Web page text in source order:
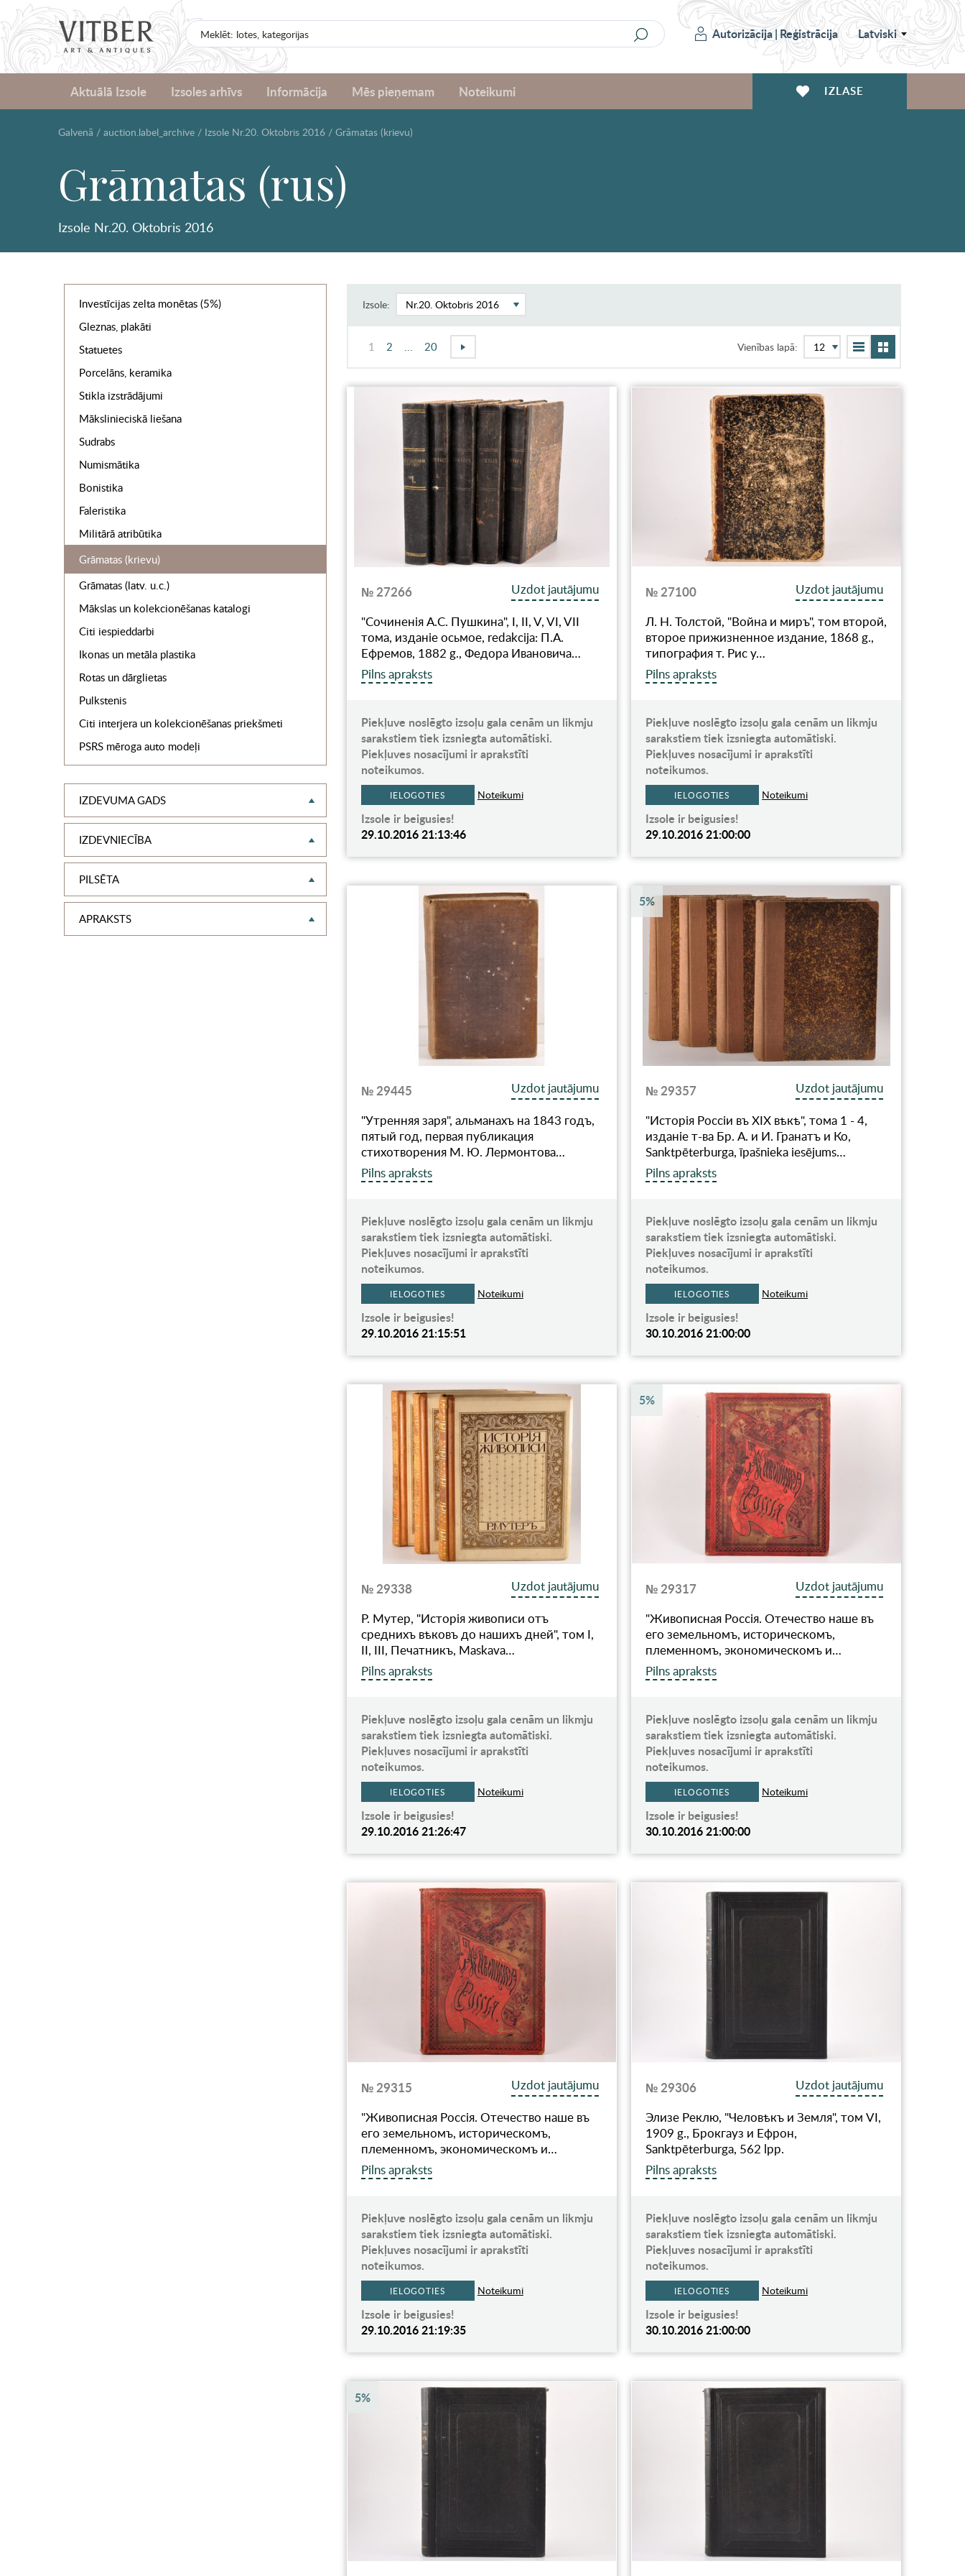
Autorizācija|Reģistrācija Latviski
Aktuālā Izsole Izsoles arhīvs Informācija Mēs pieņemam Noteikumi IZLASE
Galvenā / auction.label_archive / Izsole Nr.20. Oktobris 2016 / Grāmatas (krievu)
Grāmatas (rus)
Izsole Nr.20. Oktobris 2016
Investīcijas zelta monētas (5%)
Gleznas, plakāti
Statuetes
Porcelāns, keramika
Stikla izstrādājumi
Mākslinieciskā liešana
Sudrabs
Numismātika
Bonistika
Faleristika
Militārā atribūtika
Grāmatas (krievu)
Grāmatas (latv. u.c.)
Mākslas un kolekcionēšanas katalogi
Citi iespieddarbi
Ikonas un metāla plastika
Rotas un dārglietas
Pulkstenis
Citi interjera un kolekcionēšanas priekšmeti
PSRS mēroga auto modeļi
IZDEVUMA GADS
IZDEVNIECĪBA
PILSĒTA
APRAKSTS
Izsole:
1 2 20 Vienības lapā:
№ 27266
Uzdot jautājumu
"Сочиненiя А.С. Пушкина", I, II, V, VI, VII
тома, изданiе осьмое, redakcija: П.А.
Ефремов, 1882 g., Федора Ивановича…
Pilns apraksts
Piekļuve noslēgto izsoļu gala cenām un likmju
sarakstiem tiek izsniegta automātiski.
Piekļuves nosacījumi ir aprakstīti
noteikumos.
IELOGOTIES Noteikumi
Izsole ir beigusies!
29.10.2016 21:13:46
№ 27100
Uzdot jautājumu
Л. Н. Толстой, "Война и миръ", том второй,
второе прижизненное издание, 1868 g.,
типография т. Рис у…
Pilns apraksts
Piekļuve noslēgto izsoļu gala cenām un likmju
sarakstiem tiek izsniegta automātiski.
Piekļuves nosacījumi ir aprakstīti
noteikumos.
IELOGOTIES Noteikumi
Izsole ir beigusies!
29.10.2016 21:00:00
№ 29445
Uzdot jautājumu
"Утренняя заря", альманахъ на 1843 годъ,
пятый год, первая публикация
стихотворения М. Ю. Лермонтова…
Pilns apraksts
Piekļuve noslēgto izsoļu gala cenām un likmju
sarakstiem tiek izsniegta automātiski.
Piekļuves nosacījumi ir aprakstīti
noteikumos.
IELOGOTIES Noteikumi
Izsole ir beigusies!
29.10.2016 21:15:51
5%
№ 29357
Uzdot jautājumu
"Исторiя Россiи въ XIX вѣкѣ", тома 1 - 4,
изданiе т-ва Бр. А. и И. Гранатъ и Ко,
Sanktpēterburga, īpašnieka iesējums…
Pilns apraksts
Piekļuve noslēgto izsoļu gala cenām un likmju
sarakstiem tiek izsniegta automātiski.
Piekļuves nosacījumi ir aprakstīti
noteikumos.
IELOGOTIES Noteikumi
Izsole ir beigusies!
30.10.2016 21:00:00
№ 29338
Uzdot jautājumu
Р. Мутер, "Исторiя живописи отъ
среднихъ вѣковъ до нашихъ дней", том I,
II, III, Печатникъ, Maskava…
Pilns apraksts
Piekļuve noslēgto izsoļu gala cenām un likmju
sarakstiem tiek izsniegta automātiski.
Piekļuves nosacījumi ir aprakstīti
noteikumos.
IELOGOTIES Noteikumi
Izsole ir beigusies!
29.10.2016 21:26:47
5%
№ 29317
Uzdot jautājumu
"Живописная Россiя. Отечество наше въ
его земельномъ, историческомъ,
племенномъ, экономическомъ и…
Pilns apraksts
Piekļuve noslēgto izsoļu gala cenām un likmju
sarakstiem tiek izsniegta automātiski.
Piekļuves nosacījumi ir aprakstīti
noteikumos.
IELOGOTIES Noteikumi
Izsole ir beigusies!
30.10.2016 21:00:00
№ 29315
Uzdot jautājumu
"Живописная Россiя. Отечество наше въ
его земельномъ, историческомъ,
племенномъ, экономическомъ и…
Pilns apraksts
Piekļuve noslēgto izsoļu gala cenām un likmju
sarakstiem tiek izsniegta automātiski.
Piekļuves nosacījumi ir aprakstīti
noteikumos.
IELOGOTIES Noteikumi
Izsole ir beigusies!
29.10.2016 21:19:35
№ 29306
Uzdot jautājumu
Элизе Реклю, "Человѣкъ и Земля", том VI,
1909 g., Брокгауз и Ефрон,
Sanktpēterburga, 562 lpp.
Pilns apraksts
Piekļuve noslēgto izsoļu gala cenām un likmju
sarakstiem tiek izsniegta automātiski.
Piekļuves nosacījumi ir aprakstīti
noteikumos.
IELOGOTIES Noteikumi
Izsole ir beigusies!
30.10.2016 21:00:00
5%